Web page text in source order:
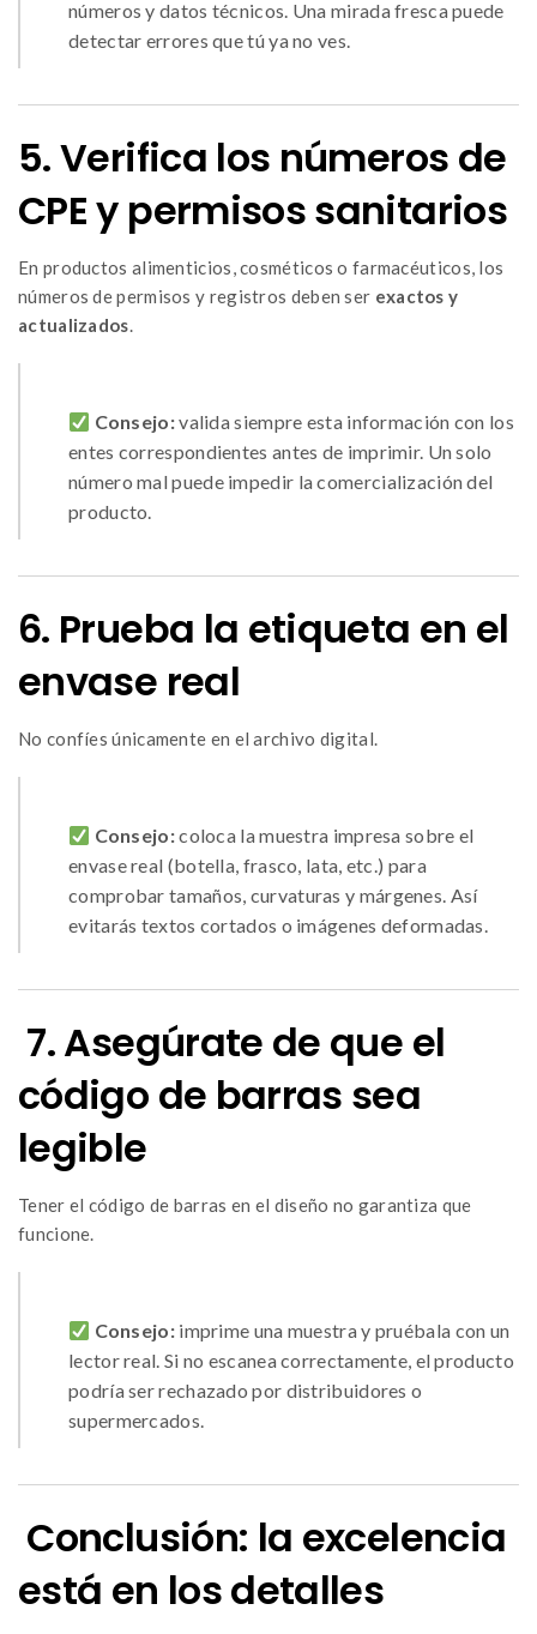
números y datos técnicos. Una mirada fresca puede
detectar errores que tú ya no ves.
5. Verifica los números de
CPE y permisos sanitarios
En productos alimenticios, cosméticos o farmacéuticos, los
números de permisos y registros deben ser exactos y
actualizados.
Consejo:valida siempre esta información con los
entes correspondientes antes de imprimir. Un solo
número mal puede impedir la comercialización del
producto.
6. Prueba la etiqueta en el
envase real
No confíes únicamente en el archivo digital.
Consejo:coloca la muestra impresa sobre el
envase real (botella, frasco, lata, etc.) para
comprobar tamaños, curvaturas y márgenes. Así
evitarás textos cortados o imágenes deformadas.
7. Asegúrate de que el
código de barras sea
legible
Tener el código de barras en el diseño no garantiza que
funcione.
Consejo:imprime una muestra y pruébala con un
lector real. Si no escanea correctamente, el producto
podría ser rechazado por distribuidores o
supermercados.
Conclusión: la excelencia
está en los detalles